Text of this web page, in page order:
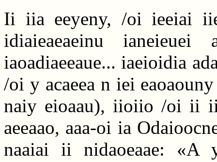
Ii iia eeyeny, /oi ieeiai
idiaieaeaeinu
iaoadiaeeaue... iaeioidia
/oi y acaeea n iei
naiy eioaau), iioiio /oi ii
aeeaao, aaa-oi ia
naaiai ii nidaoeaae: «A